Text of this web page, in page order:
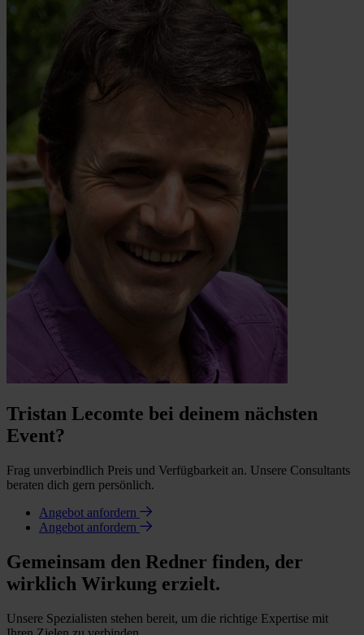
Tristan Lecomte bei deinem nächsten
Event?
Frag unverbindlich Preis und Verfügbarkeit an. Unsere Consultants
beraten dich gern persönlich.
Angebot anfordern
Angebot anfordern
Gemeinsam den Redner finden, der
wirklich Wirkung erzielt.
Unsere Spezialisten stehen bereit, um die richtige Expertise mit